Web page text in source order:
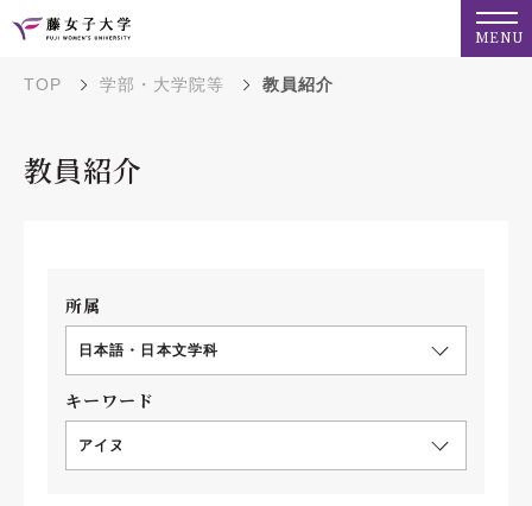
MENU
TOP 学部・大学院等 教員紹介
教員紹介
所属
日本語・日本文学科
キーワード
アイヌ